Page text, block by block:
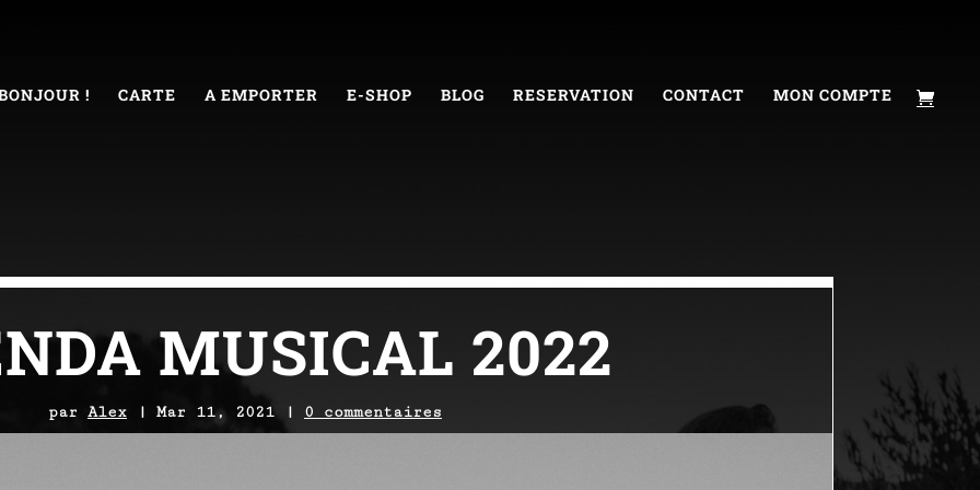
! CARTE A EMPORTER E-SHOP BLOG RESERVATION CONTACT MON COMPTE
MUSICAL 2022
par Alex | Mar 11, 2021 | 0 commentaires